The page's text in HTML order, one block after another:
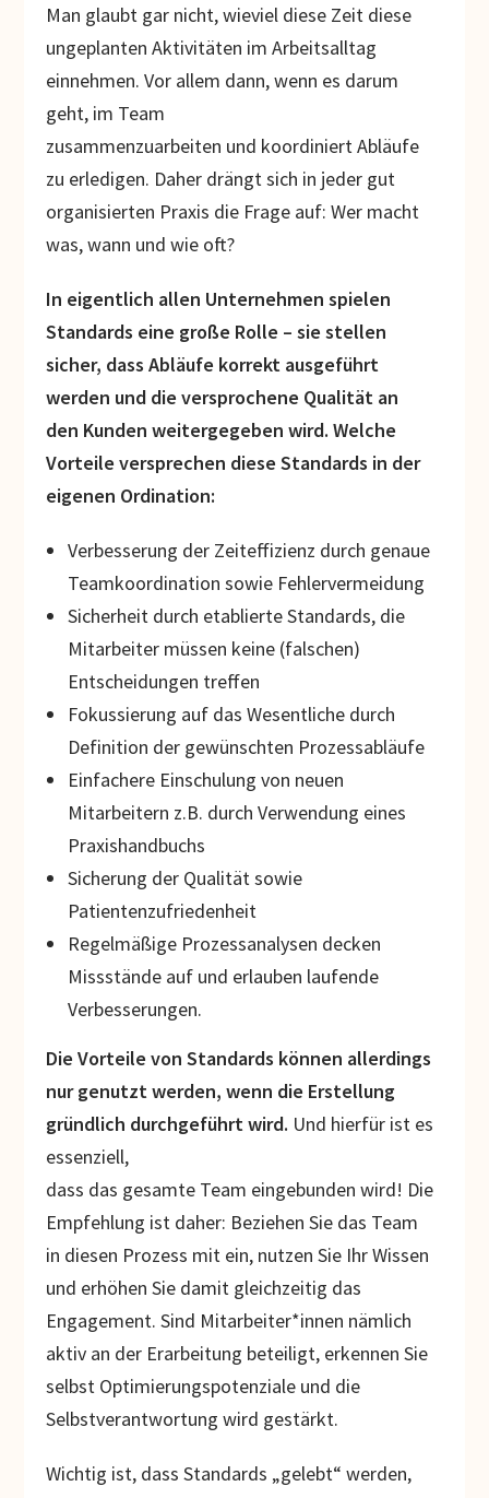
Man glaubt gar nicht, wieviel diese Zeit diese
ungeplanten Aktivitäten im Arbeitsalltag
einnehmen. Vor allem dann, wenn es darum
geht, im Team
zusammenzuarbeiten und koordiniert Abläufe
zu erledigen. Daher drängt sich in jeder gut
organisierten Praxis die Frage auf: Wer macht
was, wann und wie oft?
In eigentlich allen Unternehmen spielen
Standards eine große Rolle – sie stellen
sicher, dass Abläufe korrekt ausgeführt
werden und die versprochene Qualität an
den Kunden weitergegeben wird. Welche
Vorteile versprechen diese Standards in der
eigenen Ordination:
Verbesserung der Zeiteffizienz durch genaue
Teamkoordination sowie Fehlervermeidung
Sicherheit durch etablierte Standards, die
Mitarbeiter müssen keine (falschen)
Entscheidungen treffen
Fokussierung auf das Wesentliche durch
Definition der gewünschten Prozessabläufe
Einfachere Einschulung von neuen
Mitarbeitern z.B. durch Verwendung eines
Praxishandbuchs
Sicherung der Qualität sowie
Patientenzufriedenheit
Regelmäßige Prozessanalysen decken
Missstände auf und erlauben laufende
Verbesserungen.
Die Vorteile von Standards können allerdings
nur genutzt werden, wenn die Erstellung
gründlich durchgeführt wird. Und hierfür ist es
essenziell,
dass das gesamte Team eingebunden wird! Die
Empfehlung ist daher: Beziehen Sie das Team
in diesen Prozess mit ein, nutzen Sie Ihr Wissen
und erhöhen Sie damit gleichzeitig das
Engagement. Sind Mitarbeiter*innen nämlich
aktiv an der Erarbeitung beteiligt, erkennen Sie
selbst Optimierungspotenziale und die
Selbstverantwortung wird gestärkt.
Wichtig ist, dass Standards „gelebt“ werden,